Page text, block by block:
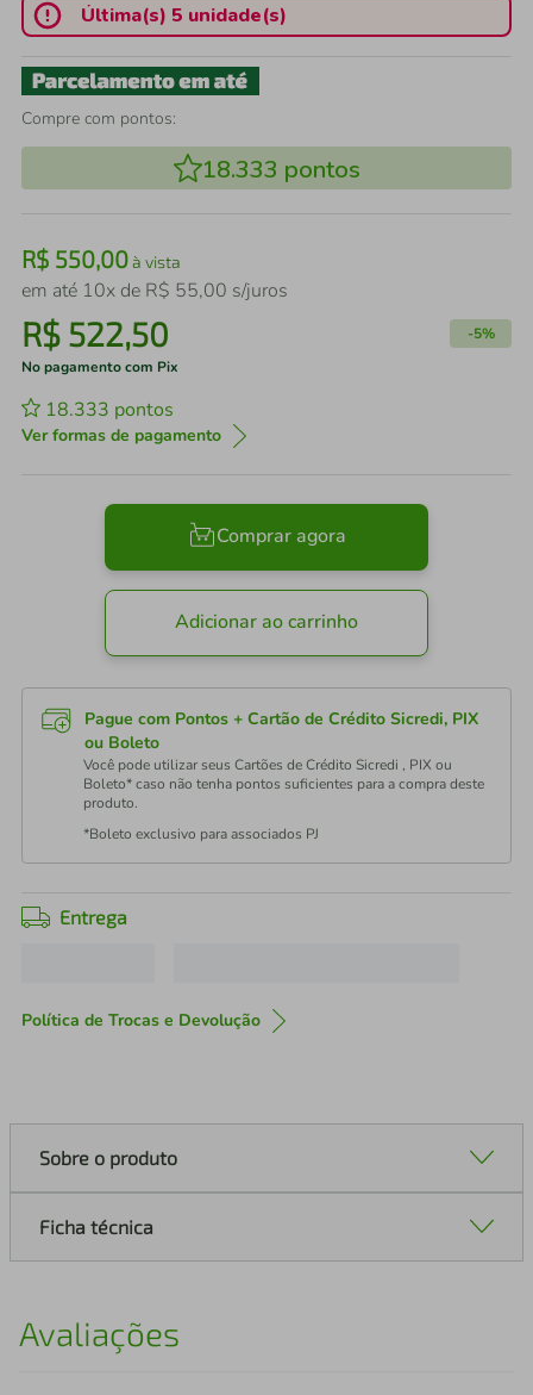
Última(s) 5 unidade(s)
Compre com pontos:
18.333 pontos
R$ 550,00à vista
em até 10x de R$ 55,00 s/juros
R$ 522,50 -5%
No pagamento com Pix
18.333 pontos
Ver formas de pagamento
Comprar agora
Adicionar ao carrinho
Pague com Pontos + Cartão de Crédito Sicredi, PIX
ou Boleto
Você pode utilizar seus Cartões de Crédito Sicredi , PIX ou
Boleto* caso não tenha pontos suficientes para a compra deste
produto.
*Boleto exclusivo para associados PJ
Entrega
Política de Trocas e Devolução
Sobre o produto
Ficha técnica
Avaliações